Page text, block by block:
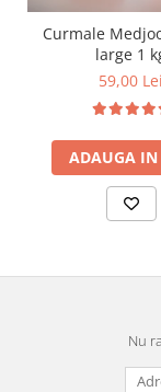
Curmale
large 1
59,00 Lei
ADAUGA IN
Nu